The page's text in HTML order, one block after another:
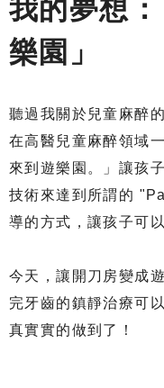
我的夢想
樂園」
聽過我關於兒童麻醉
在高醫兒童麻醉領域
來到遊樂園。」讓孩
技術來達到所謂的
導的方式，讓孩子可
今天，讓開刀房變成
完牙齒的鎮靜治療可
真實實的做到了！